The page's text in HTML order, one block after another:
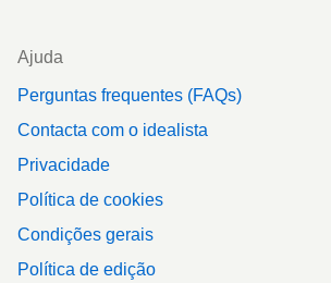
Ajuda
Perguntas frequentes (FAQs)
Contacta com o idealista
Privacidade
Política de cookies
Condições gerais
Política de edição